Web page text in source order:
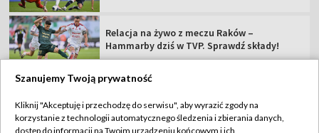
Relacja na żywo z meczu Raków –
Hammarby dziś w TVP. Sprawdź składy!
TVP
Szanujemy Twoją prywatność
Kliknij "Akceptuję i przechodzę do serwisu", aby wyrazić zgody na
korzystanie z technologii automatycznego śledzenia i zbierania danych,
dostęp do informacji na Twoim urządzeniu końcowym i ich